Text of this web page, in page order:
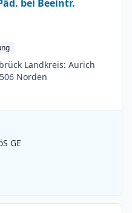
bei Beeintr.
Landkreis: Aurich
Norden
GE